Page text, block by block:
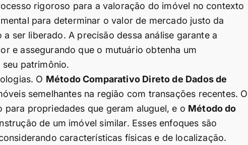
rigoroso para a valoração do imóvel no contexto
para determinar o valor de mercado justo da
ser liberado. A precisão dessa análise garante a
e assegurando que o mutuário obtenha um
patrimônio.
O Método Comparativo Direto de Dados de
semelhantes na região com transações recentes. O
para propriedades que geram aluguel, e o Método do
de um imóvel similar. Esses enfoques são
características físicas e de localização.